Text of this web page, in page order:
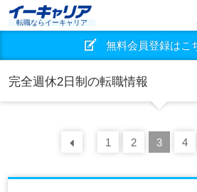
転職ならイーキャリア
無料会員登録はこ
完全週休2日制の転職情報
前の 30
1 2 3 4